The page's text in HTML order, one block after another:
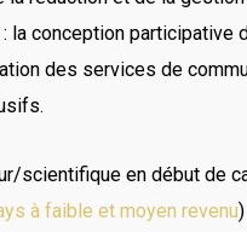
la conception participative
des services de
scientifique en début de
à faible et moyen revenu